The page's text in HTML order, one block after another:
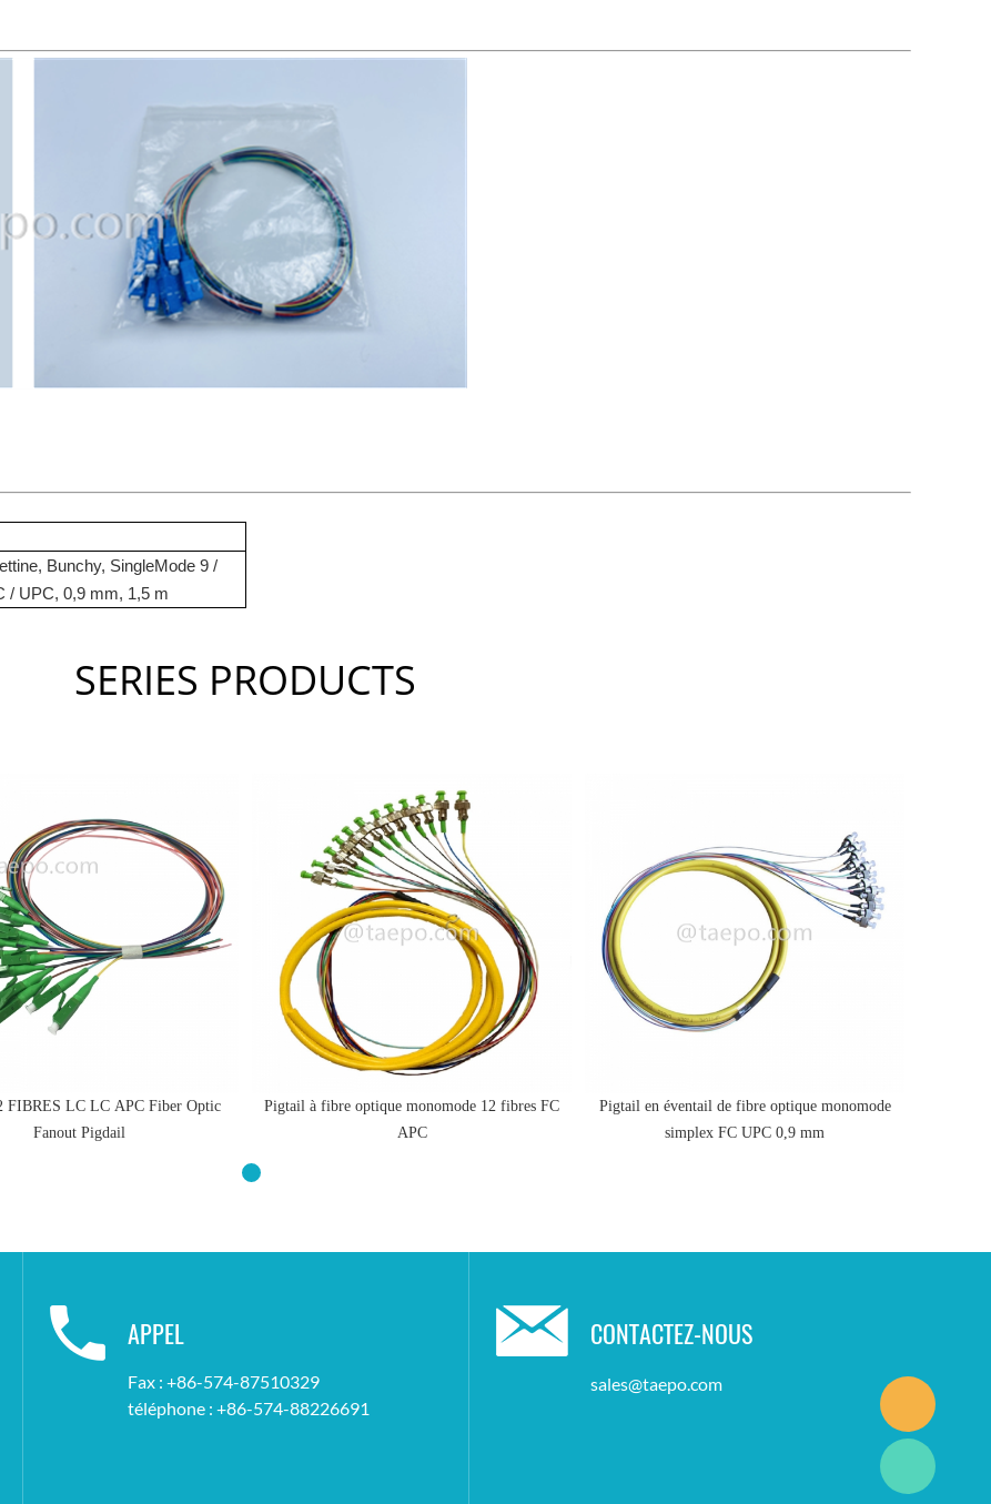
Bunchy, SingleMode 9 /
/ UPC, 0,9 mm, 1,5 m
SERIES PRODUCTS
FIBRES LC LC APC Fiber Optic
Fanout Pigdail
Pigtail à fibre optique monomode 12 fibres FC
APC
Pigtail en éventail de fibre optique monomode
simplex FC UPC 0,9 ​​mm
APPEL
Fax : +86-574-87510329
téléphone : +86-574-88226691
CONTACTEZ-NOUS
sales@taepo.com